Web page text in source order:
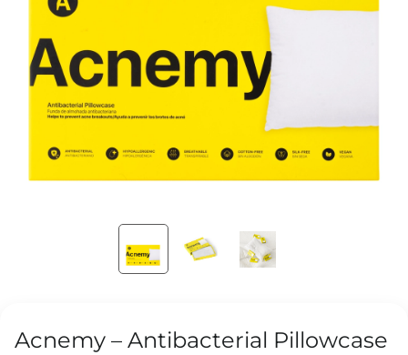
Acnemy – Antibacterial Pillowcase